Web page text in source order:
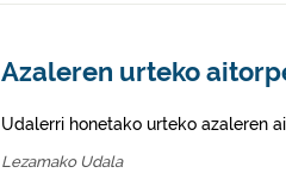
Azaleren urteko
Udalerri honetako urteko azaleren
Lezamako Udala